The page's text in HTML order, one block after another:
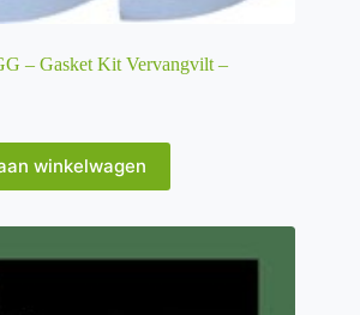
– Gasket Kit Vervangvilt –
winkelwagen